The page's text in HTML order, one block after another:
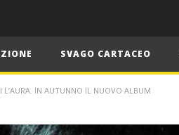
SVAGO CARTACEO
L’AURA. IN AUTUNNO IL NUOVO ALBUM